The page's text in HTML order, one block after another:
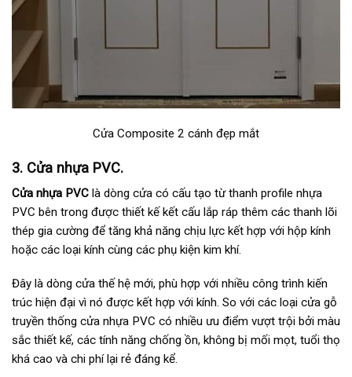
Cửa Composite 2 cánh đẹp mắt
3. Cửa nhựa PVC.
Cửa nhựa PVC là dòng cửa có cấu tạo từ thanh profile nhựa
PVC bên trong được thiết kế kết cấu lắp ráp thêm các thanh lõi
thép gia cường để tăng khả năng chịu lực kết hợp với hộp kính
hoặc các loại kính cùng các phụ kiện kim khí.
Đây là dòng cửa thế hệ mới, phù hợp với nhiều công trình kiến
trúc hiện đại vì nó được kết hợp với kính. So với các loại cửa gỗ
truyền thống cửa nhựa PVC có nhiều ưu điểm vượt trội bởi màu
sắc thiết kế, các tính năng chống ồn, không bị mối mọt, tuổi thọ
khá cao và chi phí lại rẻ đáng kể.